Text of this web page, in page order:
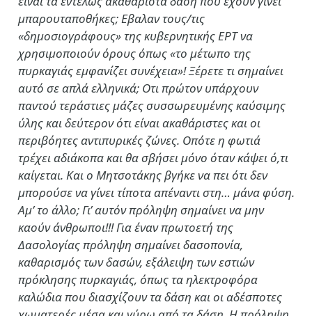
μπαρουταποθήκες; Εβαλαν τους/τις
«δημοσιογράφους» της κυβερνητικής ΕΡΤ να
χρησιμοποιούν όρους όπως «το μέτωπο της
πυρκαγιάς εμφανίζει συνέχεια»! Ξέρετε τι σημαίνει
αυτό σε απλά ελληνικά; Οτι πρώτον υπάρχουν
παντού τεράστιες μάζες συσσωρευμένης καύσιμης
ύλης και δεύτερον ότι είναι ακαθάριστες και οι
περιβόητες αντιπυρικές ζώνες. Οπότε η φωτιά
τρέχει αδιάκοπα και θα σβήσει μόνο όταν κάψει ό,τι
καίγεται. Και ο Μητσοτάκης βγήκε να πει ότι δεν
μπορούσε να γίνει τίποτα απέναντι στη… μάνα φύση.
Αμ’ το άλλο; Γι’ αυτόν πρόληψη σημαίνει να μην
καούν άνθρωποι!!! Για έναν πρωτοετή της
Δασολογίας πρόληψη σημαίνει δασοπονία,
καθαρισμός των δασών, εξάλειψη των εστιών
πρόκλησης πυρκαγιάς, όπως τα ηλεκτροφόρα
καλώδια που διασχίζουν τα δάση και οι αδέσποτες